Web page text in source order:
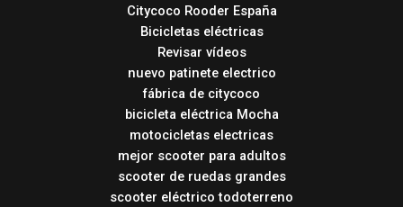
Citycoco Rooder España
Bicicletas eléctricas
Revisar vídeos
nuevo patinete electrico
fábrica de citycoco
bicicleta eléctrica Mocha
motocicletas electricas
mejor scooter para adultos
scooter de ruedas grandes
scooter eléctrico todoterreno